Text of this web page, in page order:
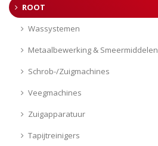
ROOT
Wassystemen
Metaalbewerking & Smeermiddelen
Schrob-/Zuigmachines
Veegmachines
Zuigapparatuur
Tapijtreinigers